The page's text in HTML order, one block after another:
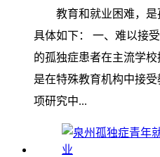
教育和就业困难，是
具体如下： 一、难以接
的孤独症患者在主流学
是在特殊教育机构中接
项研究中...